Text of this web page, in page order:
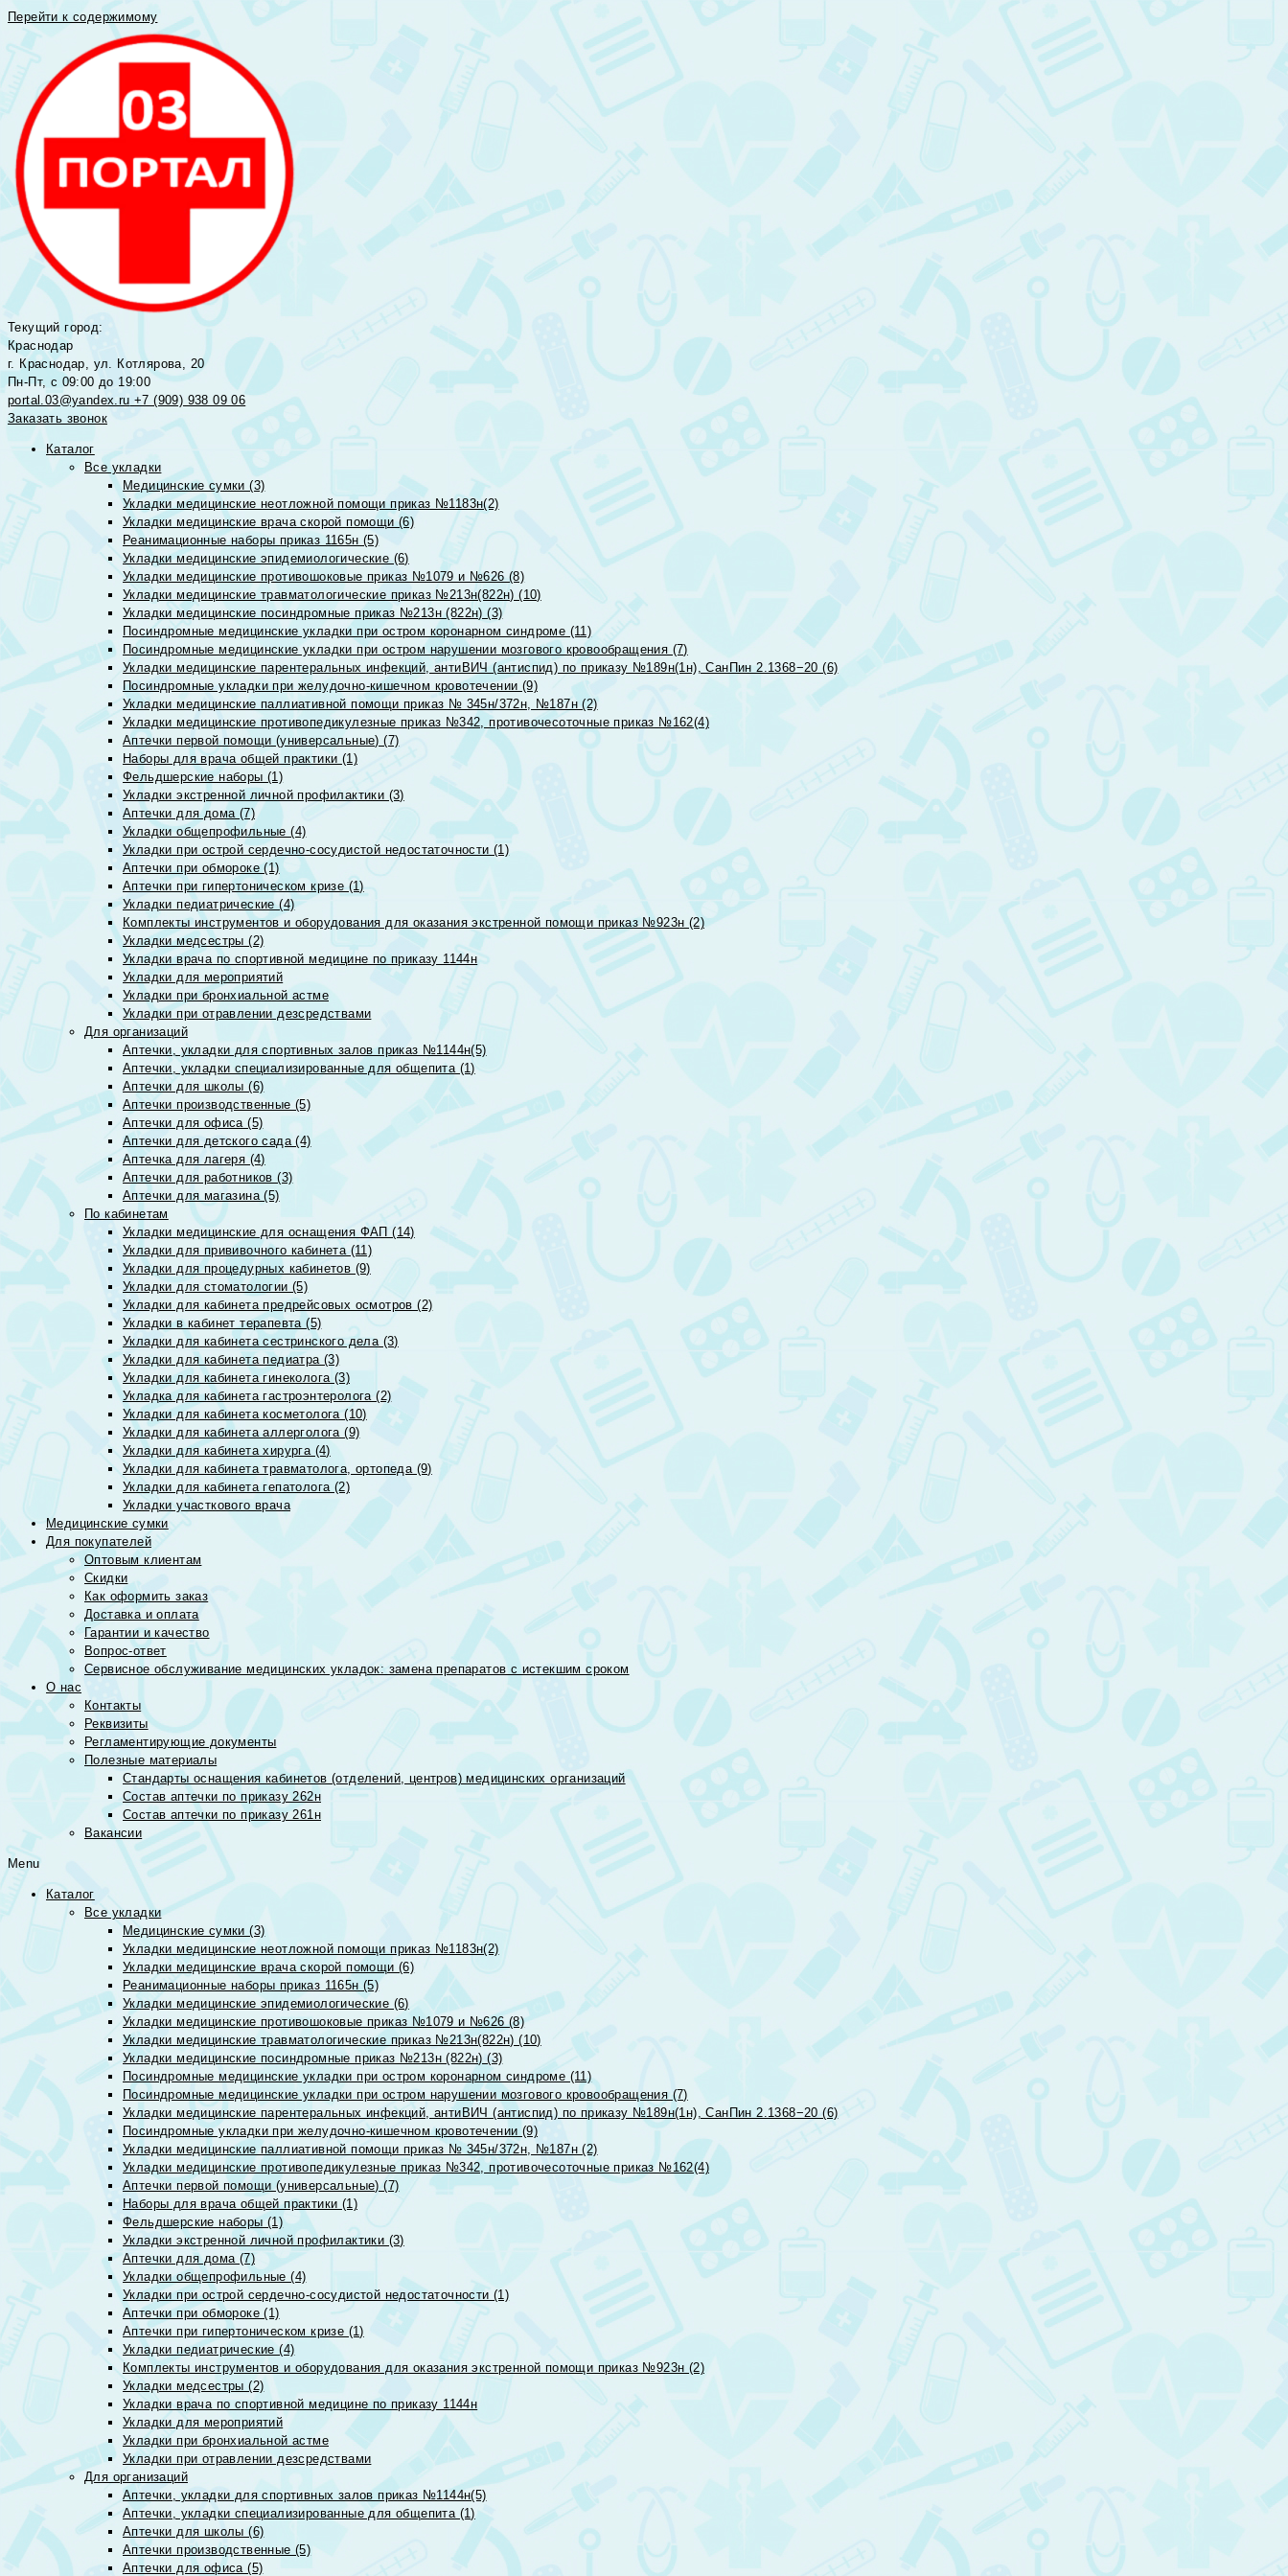
Перейти к содержимому
Текущий город:
Краснодар
г. Краснодар, ул. Котлярова, 20
Пн-Пт, с 09:00 до 19:00
portal.03@yandex.ru +7 (909) 938 09 06
Заказать звонок
Каталог
Все укладки
Медицинские сумки (3)
Укладки медицинские неотложной помощи приказ №1183н(2)
Укладки медицинские врача скорой помощи (6)
Реанимационные наборы приказ 1165н (5)
Укладки медицинские эпидемиологические (6)
Укладки медицинские противошоковые приказ №1079 и №626 (8)
Укладки медицинские травматологические приказ №213н(822н) (10)
Укладки медицинские посиндромные приказ №213н (822н) (3)
Посиндромные медицинские укладки при остром коронарном синдроме (11)
Посиндромные медицинские укладки при остром нарушении мозгового кровообращения (7)
Укладки медицинские парентеральных инфекций, антиВИЧ (антиспид) по приказу №189н(1н), СанПин 2.1368−20 (6)
Посиндромные укладки при желудочно-кишечном кровотечении (9)
Укладки медицинские паллиативной помощи приказ № 345н/372н, №187н (2)
Укладки медицинские противопедикулезные приказ №342, противочесоточные приказ №162(4)
Аптечки первой помощи (универсальные) (7)
Наборы для врача общей практики (1)
Фельдшерские наборы (1)
Укладки экстренной личной профилактики (3)
Аптечки для дома (7)
Укладки общепрофильные (4)
Укладки при острой сердечно-сосудистой недостаточности (1)
Аптечки при обмороке (1)
Аптечки при гипертоническом кризе (1)
Укладки педиатрические (4)
Комплекты инструментов и оборудования для оказания экстренной помощи приказ №923н (2)
Укладки медсестры (2)
Укладки врача по спортивной медицине по приказу 1144н
Укладки для мероприятий
Укладки при бронхиальной астме
Укладки при отравлении дезсредствами
Для организаций
Аптечки, укладки для спортивных залов приказ №1144н(5)
Аптечки, укладки специализированные для общепита (1)
Аптечки для школы (6)
Аптечки производственные (5)
Аптечки для офиса (5)
Аптечки для детского сада (4)
Аптечка для лагеря (4)
Аптечки для работников (3)
Аптечки для магазина (5)
По кабинетам
Укладки медицинские для оснащения ФАП (14)
Укладки для прививочного кабинета (11)
Укладки для процедурных кабинетов (9)
Укладки для стоматологии (5)
Укладки для кабинета предрейсовых осмотров (2)
Укладки в кабинет терапевта (5)
Укладки для кабинета сестринского дела (3)
Укладки для кабинета педиатра (3)
Укладки для кабинета гинеколога (3)
Укладка для кабинета гастроэнтеролога (2)
Укладки для кабинета косметолога (10)
Укладки для кабинета аллерголога (9)
Укладки для кабинета хирурга (4)
Укладки для кабинета травматолога, ортопеда (9)
Укладки для кабинета гепатолога (2)
Укладки участкового врача
Медицинские сумки
Для покупателей
Оптовым клиентам
Скидки
Как оформить заказ
Доставка и оплата
Гарантии и качество
Вопрос-ответ
Сервисное обслуживание медицинских укладок: замена препаратов с истекшим сроком
О нас
Контакты
Реквизиты
Регламентирующие документы
Полезные материалы
Стандарты оснащения кабинетов (отделений, центров) медицинских организаций
Состав аптечки по приказу 262н
Состав аптечки по приказу 261н
Вакансии
Menu
Каталог
Все укладки
Медицинские сумки (3)
Укладки медицинские неотложной помощи приказ №1183н(2)
Укладки медицинские врача скорой помощи (6)
Реанимационные наборы приказ 1165н (5)
Укладки медицинские эпидемиологические (6)
Укладки медицинские противошоковые приказ №1079 и №626 (8)
Укладки медицинские травматологические приказ №213н(822н) (10)
Укладки медицинские посиндромные приказ №213н (822н) (3)
Посиндромные медицинские укладки при остром коронарном синдроме (11)
Посиндромные медицинские укладки при остром нарушении мозгового кровообращения (7)
Укладки медицинские парентеральных инфекций, антиВИЧ (антиспид) по приказу №189н(1н), СанПин 2.1368−20 (6)
Посиндромные укладки при желудочно-кишечном кровотечении (9)
Укладки медицинские паллиативной помощи приказ № 345н/372н, №187н (2)
Укладки медицинские противопедикулезные приказ №342, противочесоточные приказ №162(4)
Аптечки первой помощи (универсальные) (7)
Наборы для врача общей практики (1)
Фельдшерские наборы (1)
Укладки экстренной личной профилактики (3)
Аптечки для дома (7)
Укладки общепрофильные (4)
Укладки при острой сердечно-сосудистой недостаточности (1)
Аптечки при обмороке (1)
Аптечки при гипертоническом кризе (1)
Укладки педиатрические (4)
Комплекты инструментов и оборудования для оказания экстренной помощи приказ №923н (2)
Укладки медсестры (2)
Укладки врача по спортивной медицине по приказу 1144н
Укладки для мероприятий
Укладки при бронхиальной астме
Укладки при отравлении дезсредствами
Для организаций
Аптечки, укладки для спортивных залов приказ №1144н(5)
Аптечки, укладки специализированные для общепита (1)
Аптечки для школы (6)
Аптечки производственные (5)
Аптечки для офиса (5)